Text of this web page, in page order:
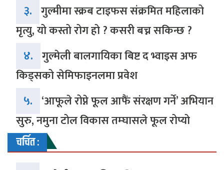
३. गुल्मीमा स्क्रब टाइफस संक्रमित महिलाको
मृत्यु, यो कस्तो रोग हो ? कसरी बच्न सकिन्छ ?
४. गुल्मेली बालगायिका बिष्ट द भ्वाइस अफ
किड्सको सेमिफाइनलमा प्रवेश
५. ‘आफूले रोप्ने फूल आफैं संरक्षण गर्ने’ अभियान
सुरु, नमुना टोल विकास तम्घासले फूल रोप्यो
चर्चित :